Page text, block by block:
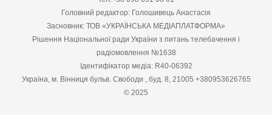
Головний редактор: Голошивець Анастасія
Засновник: ТОВ «УКРАЇНСЬКА МЕДІАПЛАТФОРМА»
Рішення Національної ради України з питань телебачення і
радіомовлення №1638
Ідентифікатор медіа: R40-06392
Україна, м. Вінниця бульв. Свободи , буд. 8, 21005 +380953626765
© 2025